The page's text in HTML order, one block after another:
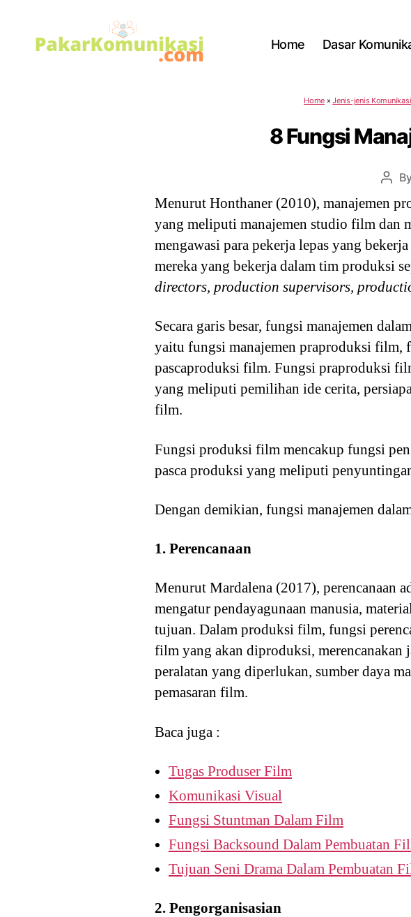
Home Dasar
Home »Jenis-jenis Komunikasi
8 Fungsi
Post
Menurut Honthaner (2010), manajemen
yang meliputi manajemen studio film dan
mengawasi para pekerja lepas yang
mereka yang bekerja dalam tim produksi
directors, production supervisors,
Secara garis besar, fungsi manajemen
yaitu fungsi manajemen praproduksi film,
pascaproduksi film. Fungsi praproduksi
yang meliputi pemilihan ide cerita,
film.
Fungsi produksi film mencakup fungsi
pasca produksi yang meliputi
Dengan demikian, fungsi manajemen
1. Perencanaan
Menurut Mardalena (2017), perencanaan
mengatur pendayagunaan manusia,
tujuan. Dalam produksi film, fungsi
film yang akan diproduksi,
peralatan yang diperlukan, sumber daya
pemasaran film.
Baca juga :
Tugas Produser Film
Komunikasi Visual
Fungsi Stuntman Dalam Film
Fungsi Backsound Dalam Pembuatan
Tujuan Seni Drama Dalam Pembuatan
2. Pengorganisasian